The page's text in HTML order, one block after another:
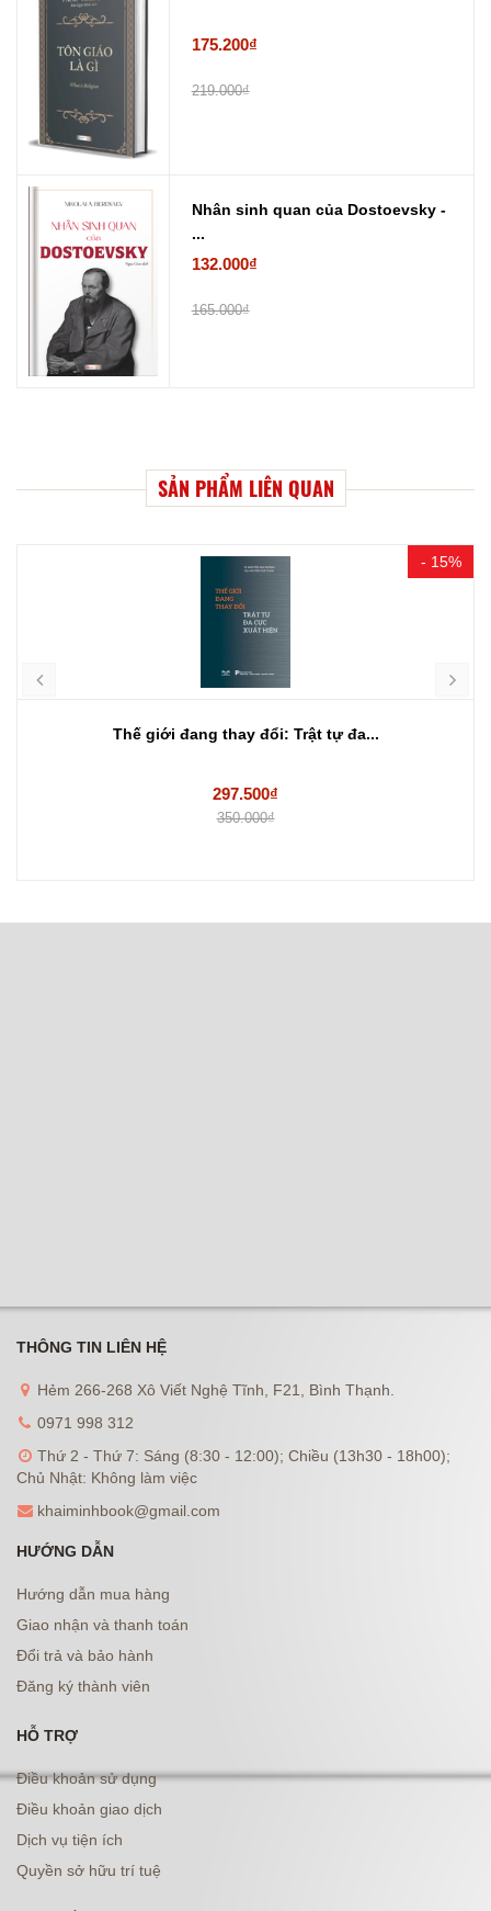
175.200₫
219.000₫
Nhân sinh quan của Dostoevsky -
...
132.000₫
165.000₫
SẢN PHẨM LIÊN QUAN
- 15%
Thế giới đang thay đổi: Trật tự đa...
297.500₫
350.000₫
THÔNG TIN LIÊN HỆ
Hẻm 266-268 Xô Viết Nghệ Tĩnh, F21, Bình Thạnh.
0971 998 312
Thứ 2 - Thứ 7: Sáng (8:30 - 12:00); Chiều (13h30 - 18h00);
Chủ Nhật: Không làm việc
khaiminhbook@gmail.com
HƯỚNG DẪN
Hướng dẫn mua hàng
Giao nhận và thanh toán
Đổi trả và bảo hành
Đăng ký thành viên
HỖ TRỢ
Điều khoản sử dụng
Điều khoản giao dịch
Dịch vụ tiện ích
Quyền sở hữu trí tuệ